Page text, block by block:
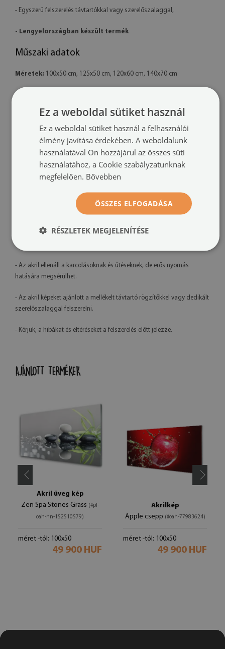
- Egyszerű felszerelés távtartókkal vagy szerelőszalaggal,
- Lengyelországban készült termék
Műszaki adatok
Méretek: 100x50 cm, 125x50 cm, 120x60 cm, 140x70 cm
Nyomtatás: UV – fakulásálló
vízszintes
távtartó rögzítők vagy szerelőszalag
További információk:
- A kész termék színei enyhén eltérhetnek a látványtervtől a monitor
kalibrációja és a használt tinta típusa miatt.
- Saját gyártásunknak köszönhetően lehetőség van grafikai
módosításokra az ügyfél kérésére.
- Az akril ellenáll a karcolásoknak és ütéseknek, de erős nyomás
hatására megsérülhet.
- Az akril képeket ajánlott a mellékelt távtartó rögzítőkkel vagy dedikált
szerelőszalaggal felszerelni.
- Kérjük, a hibákat és eltéréseket a felszerelés előtt jelezze.
AJÁNLOTT TERMÉKEK
Akril üveg kép
Zen Spa Stones Grass (#pl-
oah-nn-152510579)
méret -tól: 100x50
49 900 HUF
Akrilkép
Apple csepp (#oah-77983624)
méret -tól: 100x50
49 900 HUF
Ez a weboldal sütiket használ
Ez a weboldal sütiket használ a felhasználói
élmény javítása érdekében. A weboldalunk
használatával Ön hozzájárul az összes süti
használatához, a Cookie szabályzatunknak
megfelelően. Bővebben
ÖSSZES ELFOGADÁSA
RÉSZLETEK MEGJELENÍTÉSE